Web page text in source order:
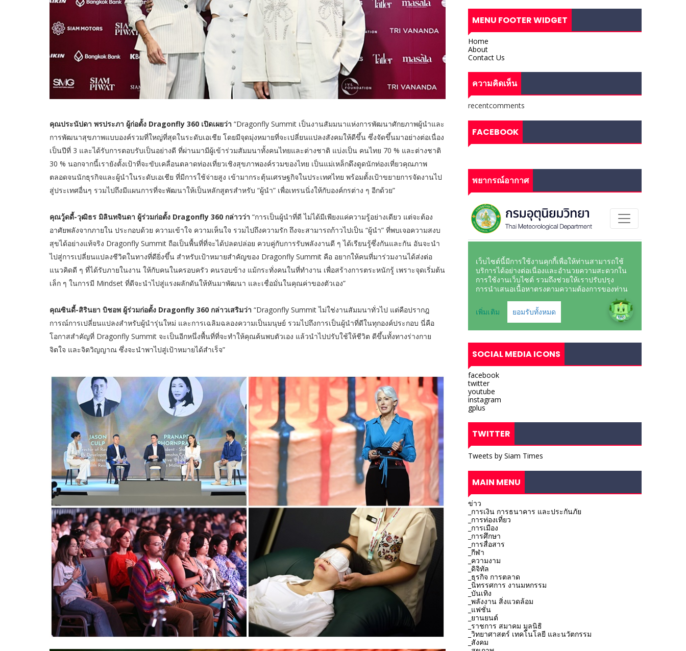
คุณประนัปดา พรประภา ผู้ก่อตั้ง Dragonfly 360 เปิดเผยว่า “Dragonfly Summit เป็นงานสัมมนาแห่งการพัฒนาศักยภาพผู้นำและ
การพัฒนาสุขภาพแบบองค์รวมที่ใหญ่ที่สุดในระดับเอเชีย โดยมีจุดมุ่งหมายที่จะเปลี่ยนแปลงสังคมให้ดีขึ้น ซึ่งจัดขึ้นมาอย่างต่อเนื่อง
เป็นปีที่ 3 และได้รับการตอบรับเป็นอย่างดี ที่ผ่านมามีผู้เข้าร่วมสัมมนาทั้งคนไทยและต่างชาติ แบ่งเป็น คนไทย 70 % และต่างชาติ
30 % นอกจากนี้เรายังตั้งเป้าที่จะขับเคลื่อนตลาดท่องเที่ยวเชิงสุขภาพองค์รวมของไทย เป็นแม่เหล็กดึงดูดนักท่องเที่ยวคุณภาพ
ตลอดจนนักธุรกิจและผู้นำในระดับเอเชีย ที่มีการใช้จ่ายสูง เข้ามากระตุ้นเศรษฐกิจในประเทศไทย พร้อมตั้งเป้าขยายการจัดงานไป
สู่ประเทศอื่นๆ รวมไปถึงมีแผนการที่จะพัฒนาให้เป็นหลักสูตรสำหรับ “ผู้นำ” เพื่อเทรนนิ่งให้กับองค์กรต่าง ๆ อีกด้วย”
คุณวู้ดดี้-วุฒิธร มิลินทจินดา ผู้ร่วมก่อตั้ง Dragonfly 360 กล่าวว่า “การเป็นผู้นำที่ดี ไม่ได้มีเพียงแค่ความรู้อย่างเดียว แต่จะต้อง
อาศัยพลังจากภายใน ประกอบด้วย ความเข้าใจ ความเห็นใจ รวมไปถึงความรัก ถึงจะสามารถก้าวไปเป็น “ผู้นำ” ที่พบเจอความสงบ
สุขได้อย่างแท้จริง Dragonfly Summit ถือเป็นพื้นที่ที่จะได้ปลดปล่อย ควบคู่กับการรับพลังงานดี ๆ ได้เรียนรู้ซึ่งกันและกัน อันจะนำ
ไปสู่การเปลี่ยนแปลงชีวิตในทางที่ดียิ่งขึ้น สำหรับเป้าหมายสำคัญของ Dragonfly Summit คือ อยากให้คนที่มาร่วมงานได้ส่งต่อ
แนวคิดดี ๆ ที่ได้รับภายในงาน ให้กับคนในครอบครัว คนรอบข้าง แม้กระทั่งคนในที่ทำงาน เพื่อสร้างการตระหนักรู้ เพราะจุดเริ่มต้น
เล็ก ๆ ในการมี Mindset ที่ดีจะนำไปสู่แรงผลักดันให้หันมาพัฒนา และเชื่อมั่นในคุณค่าของตัวเอง”
คุณซินดี้-สิรินยา บิชอพ ผู้ร่วมก่อตั้ง Dragonfly 360 กล่าวเสริมว่า “Dragonfly Summit ไม่ใช่งานสัมมนาทั่วไป แต่คือปรากฎ
การณ์การเปลี่ยนแปลงสำหรับผู้นำรุ่นใหม่ และการเฉลิมฉลองความเป็นมนุษย์ รวมไปถึงการเป็นผู้นำที่ดีในทุกองค์ประกอบ นี่คือ
โอกาสสำคัญที่ Dragonfly Summit จะเป็นอีกหนึ่งพื้นที่ที่จะทำให้คุณค้นพบตัวเอง แล้วนำไปปรับใช้ให้ชีวิต ดีขึ้นทั้งทางร่างกาย
จิตใจ และจิตวิญญาณ ซึ่งจะนำพาไปสู่เป้าหมายได้สำเร็จ”
MENU FOOTER WIDGET
Home
About
Contact Us
ความคิดเห็น
recentcomments
FACEBOOK
พยากรณ์อากาศ
SOCIAL MEDIA ICONS
facebook
twitter
youtube
instagram
gplus
TWITTER
Tweets by Siam Times
MAIN MENU
ข่าว
_การเงิน การธนาคาร และประกันภัย
_การท่องเที่ยว
_การเมือง
_การศึกษา
_การสื่อสาร
_กีฬา
_ความงาม
_ดิจิทัล
_ธุรกิจ การตลาด
_นิทรรศการ งานมหกรรม
_บันเทิง
_พลังงาน สิ่งแวดล้อม
_แฟชั่น
_ยานยนต์
_ราชการ สมาคม มูลนิธิ
_วิทยาศาสตร์ เทคโนโลยี และนวัตกรรม
_สังคม